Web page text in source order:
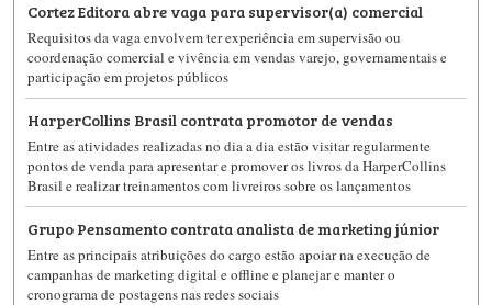
Cortez Editora abre vaga para supervisor(a) comercial
Requisitos da vaga envolvem ter experiência em supervisão ou
coordenação comercial e vivência em vendas varejo, governamentais e
participação em projetos públicos
HarperCollins Brasil contrata promotor de vendas
Entre as atividades realizadas no dia a dia estão visitar regularmente
pontos de venda para apresentar e promover os livros da HarperCollins
Brasil e realizar treinamentos com livreiros sobre os lançamentos
Grupo Pensamento contrata analista de marketing júnior
Entre as principais atribuições do cargo estão apoiar na execução de
campanhas de marketing digital e offline e planejar e manter o
cronograma de postagens nas redes sociais